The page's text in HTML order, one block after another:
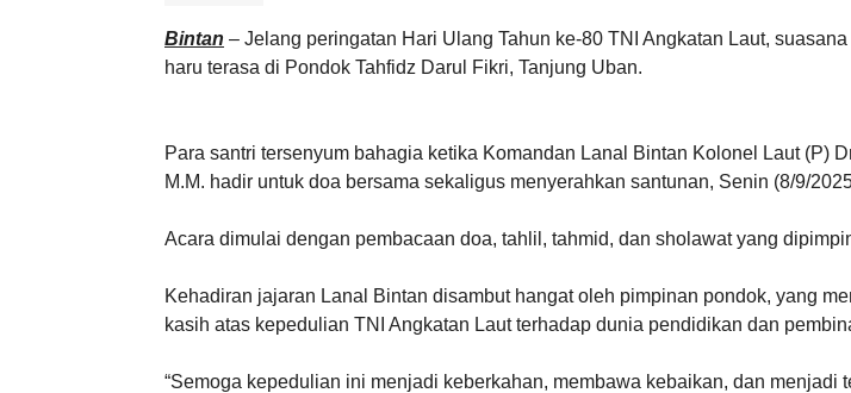
Bintan – Jelang peringatan Hari Ulang Tahun ke-80 TNI Angkatan Laut,
haru terasa di Pondok Tahfidz Darul Fikri, Tanjung Uban.
Para santri tersenyum bahagia ketika Komandan Lanal Bintan Kolonel Laut (P)
M.M. hadir untuk doa bersama sekaligus menyerahkan santunan, Senin (8/9/
Acara dimulai dengan pembacaan doa, tahlil, tahmid, dan sholawat yang
Kehadiran jajaran Lanal Bintan disambut hangat oleh pimpinan pondok, yang
kasih atas kepedulian TNI Angkatan Laut terhadap dunia pendidikan dan
“Semoga kepedulian ini menjadi keberkahan, membawa kebaikan, dan menjadi